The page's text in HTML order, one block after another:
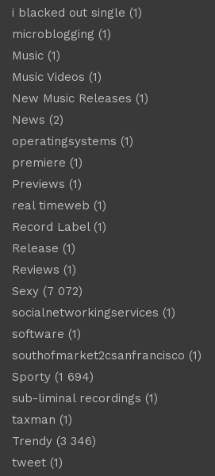
i blacked out single (1)
microblogging (1)
Music (1)
Music Videos (1)
New Music Releases (1)
News (2)
operatingsystems (1)
premiere (1)
Previews (1)
real timeweb (1)
Record Label(1)
Release (1)
Reviews (1)
Sexy (7 072)
socialnetworkingservices (1)
software (1)
southofmarket2csanfrancisco (1)
Sporty (1 694)
sub-liminal recordings (1)
taxman (1)
Trendy (3 346)
tweet (1)